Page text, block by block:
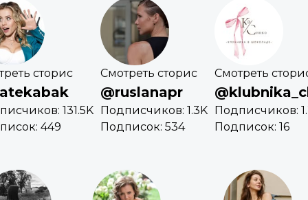
сторис
131.5K
449
Смотреть сторис
@ruslanapr
Подписчиков: 1.3K
Подписок: 534
Смотреть
Подписчиков:
Подписок: 16